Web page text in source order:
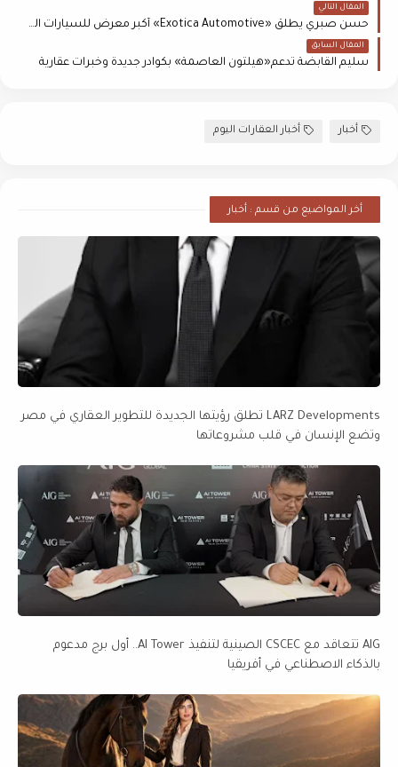
المقال التالي
حسن صبري يطلق «Exotica Automotive» أكبر معرض للسيارات الفاخرة في مصر
المقال السابق
سليم القابضة تدعم«هيلتون العاصمة» بكوادر جديدة وخبرات عقارية
أخبار أخبار العقارات اليوم
أخر المواضيع من قسم : أخبار
LARZ Developments تطلق رؤيتها الجديدة للتطوير العقاري في مصر
وتضع الإنسان في قلب مشروعاتها
AIG تتعاقد مع CSCEC الصينية لتنفيذ AI Tower.. أول برج مدعوم
بالذكاء الاصطناعي في أفريقيا